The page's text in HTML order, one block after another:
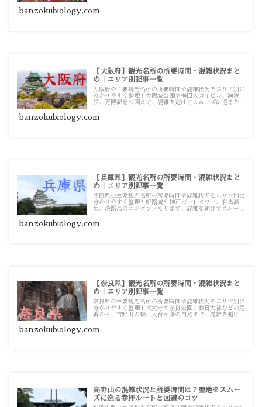
banzokubiology.com
【大阪府】観光名所の所要時間・混雑状況まと
め｜エリア別記事一覧
大阪府の主要観光名所の所要時間や混雑状況をエリア別に
分かりやすく整理！大阪城公園や梅田スカイビル、海遊
館、万博記念公園まで、混雑を避けてスムーズに巡るため
banzokubiology.com
【兵庫県】観光名所の所要時間・混雑状況まと
め｜エリア別記事一覧
兵庫県の主要観光名所の所要時間や混雑状況をエリア別に
分かりやすく整理！姫路城や神戸ポートタワー、有馬温
泉、淡路島のニジゲンノモリまで、混雑を避けてスムーズ
banzokubiology.com
【奈良県】観光名所の所要時間・混雑状況まと
め｜エリア別記事一覧
奈良県の主要観光名所の所要時間や混雑状況をエリア別に
分かりやすく整理！東大寺や奈良公園、春日大社などの定
番から、吉野山の桜、大台ヶ原の自然まで、混雑を避けて
です。
banzokubiology.com
高野山の混雑状況と所要時間は？聖地をスムー
ズに巡る参拝ルートと回避のコツ